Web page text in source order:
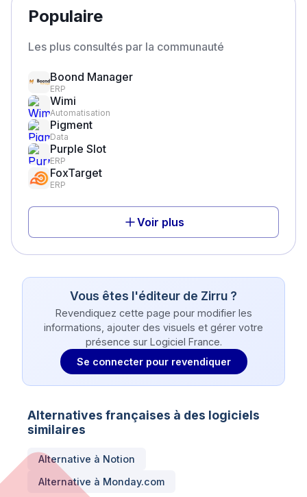
Populaire
Les plus consultés par la communauté
Boond Manager
ERP
Wimi
Automatisation
Pigment
Data
Purple Slot
ERP
FoxTarget
ERP
Voir plus
Vous êtes l'éditeur de Zirru ?
Revendiquez cette page pour modifier les
informations, ajouter des visuels et gérer votre
présence sur Logiciel France.
Se connecter pour revendiquer
Alternatives françaises à des logiciels
similaires
Alternative à Notion
Alternative à Monday.com